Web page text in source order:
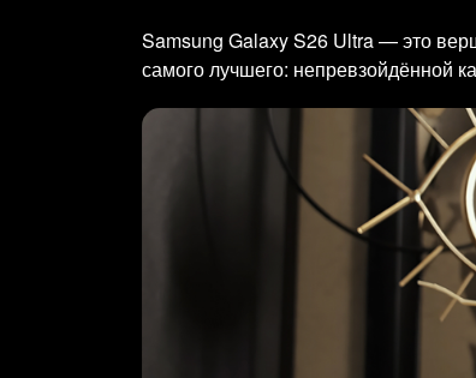
Samsung Galaxy S26 Ultra — это
самого лучшего: непревзойдённой